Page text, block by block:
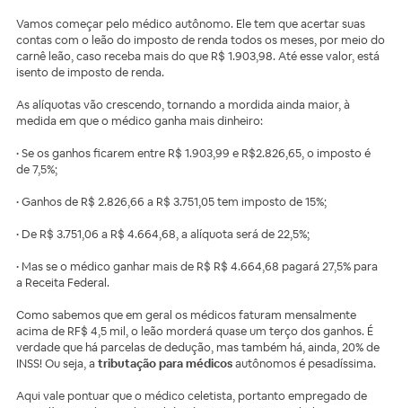
Vamos começar pelo médico autônomo. Ele tem que acertar suas
contas com o leão do imposto de renda todos os meses, por meio do
carnê leão, caso receba mais do que R$ 1.903,98. Até esse valor, está
isento de imposto de renda.
As alíquotas vão crescendo, tornando a mordida ainda maior, à
medida em que o médico ganha mais dinheiro:
• Se os ganhos ficarem entre R$ 1.903,99 e R$2.826,65, o imposto é
de 7,5%;
• Ganhos de R$ 2.826,66 a R$ 3.751,05 tem imposto de 15%;
• De R$ 3.751,06 a R$ 4.664,68, a alíquota será de 22,5%;
• Mas se o médico ganhar mais de R$ R$ 4.664,68 pagará 27,5% para
a Receita Federal.
Como sabemos que em geral os médicos faturam mensalmente
acima de RF$ 4,5 mil, o leão morderá quase um terço dos ganhos. É
verdade que há parcelas de dedução, mas também há, ainda, 20% de
INSS! Ou seja, atributação para médicosautônomos é pesadíssima.
Aqui vale pontuar que o médico celetista, portanto empregado de